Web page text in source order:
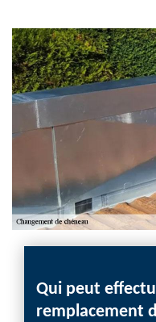
Qui peut
remplacement